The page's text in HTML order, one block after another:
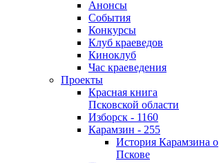
Анонсы
События
Конкурсы
Клуб краеведов
Киноклуб
Час краеведения
Проекты
Красная книга
Псковской области
Изборск - 1160
Карамзин - 255
История Карамзина о
Пскове